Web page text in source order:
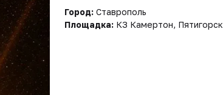
Город: Ставрополь
Площадка: КЗ Камертон, Пятигорск